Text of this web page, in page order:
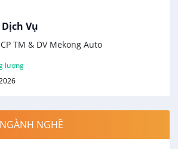
Dịch Vụ
TM & DV Mekong Auto
lượng
NGHỀ